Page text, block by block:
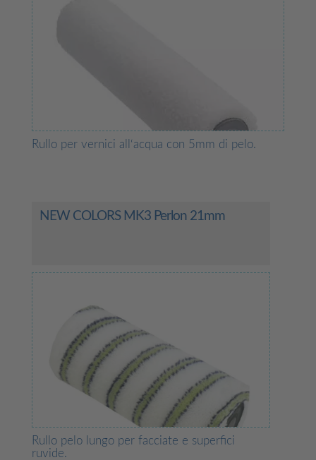
Rullo per vernici all‘acqua con 5mm di pelo.
NEW COLORS MK3 Perlon 21mm
Rullo pelo lungo per facciate e superfici
ruvide.